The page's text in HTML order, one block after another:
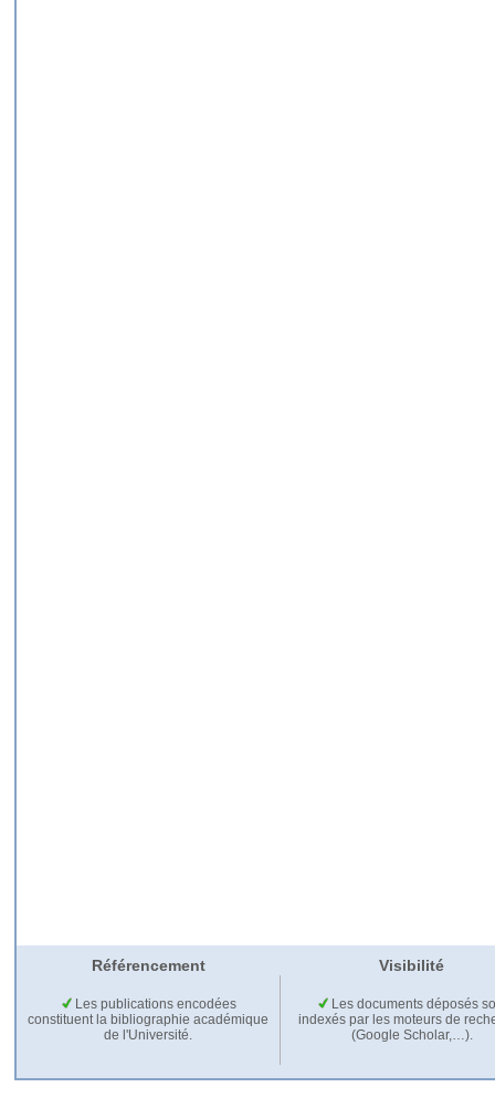
Référencement Visibilité
Les publications encodées
constituent la bibliographie académique
de l'Université.
Les documents déposés
indexés par les moteurs de
(Google Scholar,…).